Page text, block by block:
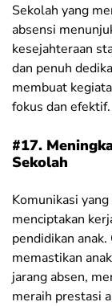
Sekolah yang
absensi
kesejahteraan
dan penuh
membuat
fokus dan efektif.
#17.
Sekolah
Komunikasi
menciptakan
pendidikan
memastikan
jarang absen,
meraih prestasi